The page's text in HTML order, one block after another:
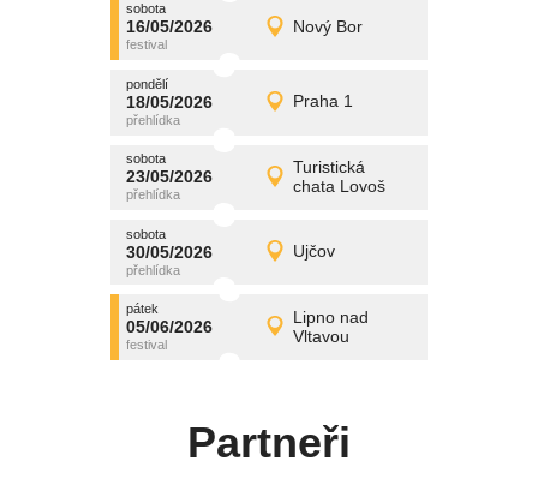
sobota
16/05/2026 Nový Bor
sobota
16/05/2026 Detail
promítání
pondělí
18/05/2026 Praha 1
pondělí
18/05/2026 Detail
promítání
sobota
23/05/2026
Turistická
chata Lovoš
sobota
23/05/2026 Detail
promítání
sobota
30/05/2026 Ujčov
sobota
30/05/2026 Detail
promítání
pátek
05/06/2026
Lipno nad
Vltavou
pátek
05/06/2026 Detail
promítání
Partneři